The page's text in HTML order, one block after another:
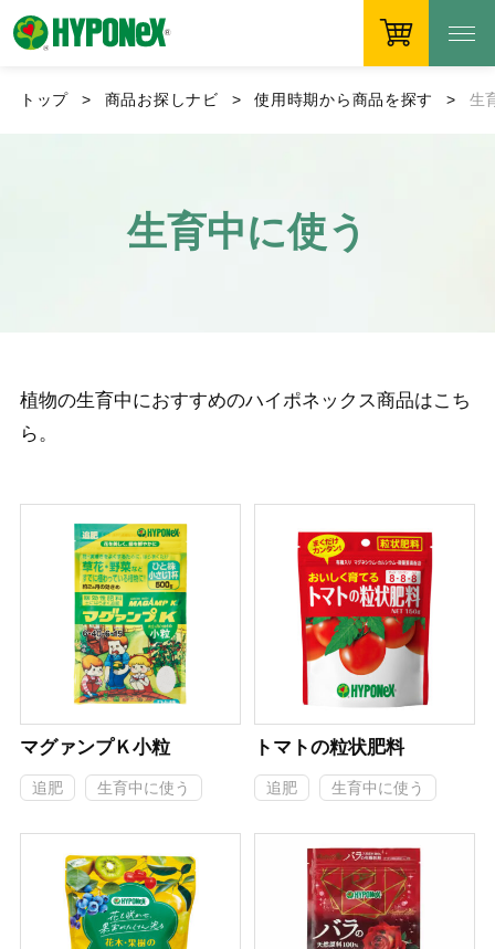
トップ 商品お探しナビ 使用時期から商品を探す 生
生育中に使う
植物の生育中におすすめのハイポネックス商品はこち
ら。
マグァンプＫ小粒
追肥 生育中に使う
トマトの粒状肥料
追肥 生育中に使う